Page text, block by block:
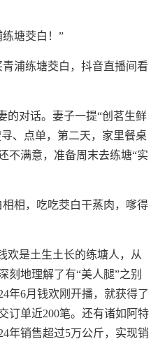
塘茭白！”
浦练塘茭白，抖音直播间看
的对话。妻子一提“创茗生鲜
、点单，第二天，家里餐桌
不满意，准备周末去练塘“实
相，吃吃茭白干蒸肉，嗲得
欢是土生土长的练塘人，从
刻地理解了有“美人腿”之别
年6月钱欢刚开播，就获得了
订单近200笔。还有诸如阿特
年销售超过5万公斤，实现销